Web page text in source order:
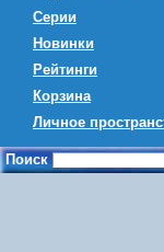
Серии
Новинки
Рейтинги
Корзина
Личное
Поиск